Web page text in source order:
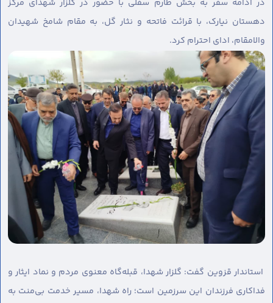
در ادامه سفر به بخش طارم سفلی با حضور در گلزار شهدای مرکز
دهستان نیارک، با قرائت فاتحه و نثار گل، به مقام شامخ شهیدان
والامقام، ادای احترام کرد.
استاندار قزوین گفت: گلزار شهدا، قبله‌گاه معنوی مردم و نماد ایثار و
فداکاری فرزندان این سرزمین است؛ راه شهدا، مسیر خدمت بی‌منت به